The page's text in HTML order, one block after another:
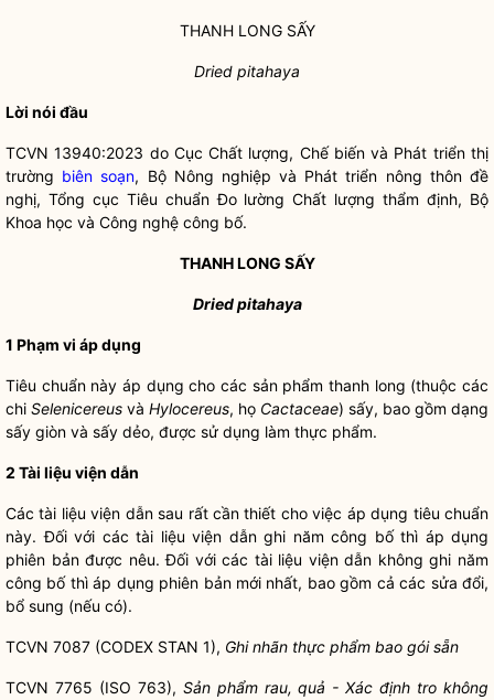
THANH LONG SẤY
Dried pitahaya
Lời nói đầu
TCVN 13940:2023 do Cục Chất lượng, Chế biến và Phát triển thị
trường biên soạn, Bộ Nông nghiệp và Phát triển nông thôn đề
nghị, Tổng cục Tiêu chuẩn Đo lường Chất lượng thẩm định, Bộ
Khoa học và Công nghệ công bố.
THANH LONG SẤY
Dried pitahaya
1 Phạm vi áp dụng
Tiêu chuẩn này áp dụng cho các sản phẩm thanh long (thuộc các
chi Selenicereus và Hylocereus, họ Cactaceae) sấy, bao gồm dạng
sấy giòn và sấy dẻo, được sử dụng làm thực phẩm.
2 Tài liệu viện dẫn
Các tài liệu viện dẫn sau rất cần thiết cho việc áp dụng tiêu chuẩn
này. Đối với các tài liệu viện dẫn ghi năm công bố thì áp dụng
phiên bản được nêu. Đối với các tài liệu viện dẫn không ghi năm
công bố thì áp dụng phiên bản mới nhất, bao gồm cả các sửa đổi,
bổ sung (nếu có).
TCVN 7087 (CODEX STAN 1), Ghi nhãn thực phẩm bao gói sẵn
TCVN 7765 (ISO 763), Sản phẩm rau, quả - Xác định tro không